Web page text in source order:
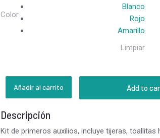
Color
Blanco
Rojo
Amarillo
Limpiar
Añadir al carrito Add to
Descripción
Kit de primeros auxilios, incluye tijeras, toallitas